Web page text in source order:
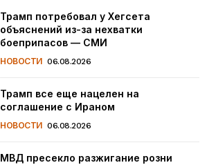
Трамп потребовал у Хегсета
объяснений из-за нехватки
боеприпасов — СМИ
НОВОСТИ 06.08.2026
Трамп все еще нацелен на
соглашение с Ираном
НОВОСТИ 06.08.2026
МВД пресекло разжигание розни